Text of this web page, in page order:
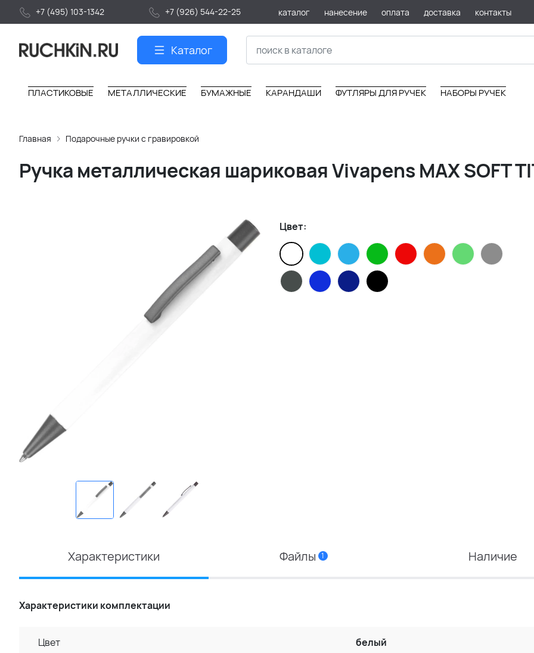
+7 (495) 103-1342 +7 (926) 544-22-25 каталог нанесение оплата доставка контакты
Каталог
ПЛАСТИКОВЫЕ МЕТАЛЛИЧЕСКИЕ БУМАЖНЫЕ КАРАНДАШИ ФУТЛЯРЫ ДЛЯ РУЧЕК НАБОРЫ РУЧЕК
Главная Подарочные ручки с гравировкой
Ручка металлическая шариковая Vivapens MAX SOFT
Цвет:
Характеристики Файлы 1 Наличие
Характеристики комплектации
Цвет белый